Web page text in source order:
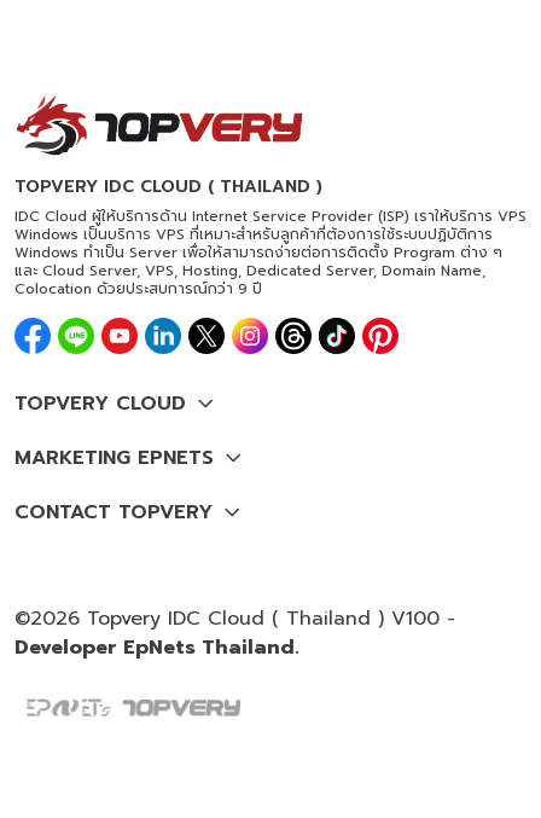
TOPVERY IDC CLOUD ( THAILAND )
IDC Cloud ผู้ให้บริการด้าน Internet Service Provider (ISP) เราให้บริการ VPS
Windows เป็นบริการ VPS ที่เหมาะสำหรับลูกค้าที่ต้องการใช้ระบบปฏิบัติการ
Windows ทำเป็น Server เพื่อให้สามารถง่ายต่อการติดตั้ง Program ต่าง ๆ
และ Cloud Server, VPS, Hosting, Dedicated Server, Domain Name,
Colocation ด้วยประสบการณ์กว่า 9 ปี
©2026 Topvery IDC Cloud ( Thailand ) V100 -
Developer EpNets Thailand.